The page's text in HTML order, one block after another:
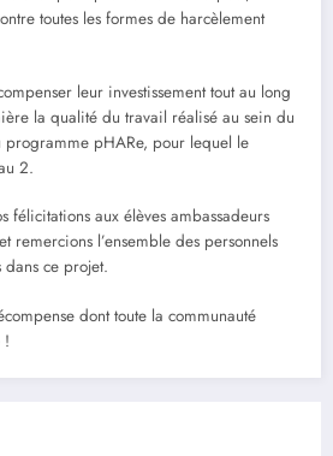
toutes les formes de harcèlement
leur investissement tout au long
la qualité du travail réalisé au sein du
pHARe, pour lequel le
2.
félicitations aux élèves ambassadeurs
remercions l’ensemble des personnels
ce projet.
dont toute la communauté
!